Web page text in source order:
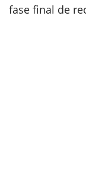
fase final de